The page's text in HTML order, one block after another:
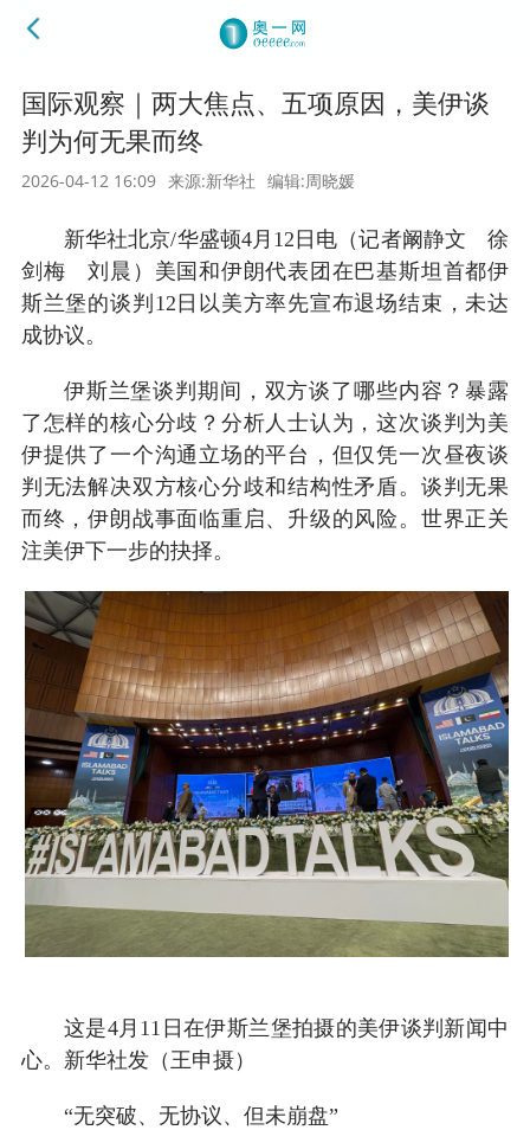
国际观察｜两大焦点、五项原因，美伊谈
判为何无果而终
2026-04-12 16:09 来源:新华社 编辑:周晓媛
新华社北京/华盛顿4月12日电（记者阚静文 徐
剑梅 刘晨）美国和伊朗代表团在巴基斯坦首都伊
斯兰堡的谈判12日以美方率先宣布退场结束，未达
成协议。
伊斯兰堡谈判期间，双方谈了哪些内容？暴露
了怎样的核心分歧？分析人士认为，这次谈判为美
伊提供了一个沟通立场的平台，但仅凭一次昼夜谈
判无法解决双方核心分歧和结构性矛盾。谈判无果
而终，伊朗战事面临重启、升级的风险。世界正关
注美伊下一步的抉择。
这是4月11日在伊斯兰堡拍摄的美伊谈判新闻中
心。新华社发（王申摄）
“无突破、无协议、但未崩盘”